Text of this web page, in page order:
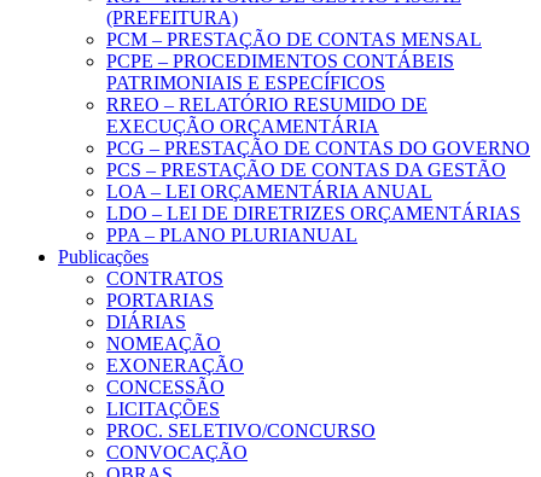
(PREFEITURA)
PCM – PRESTAÇÃO DE CONTAS MENSAL
PCPE – PROCEDIMENTOS CONTÁBEIS
PATRIMONIAIS E ESPECÍFICOS
RREO – RELATÓRIO RESUMIDO DE
EXECUÇÃO ORÇAMENTÁRIA
PCG – PRESTAÇÃO DE CONTAS DO GOVERNO
PCS – PRESTAÇÃO DE CONTAS DA GESTÃO
LOA – LEI ORÇAMENTÁRIA ANUAL
LDO – LEI DE DIRETRIZES ORÇAMENTÁRIAS
PPA – PLANO PLURIANUAL
Publicações
CONTRATOS
PORTARIAS
DIÁRIAS
NOMEAÇÃO
EXONERAÇÃO
CONCESSÃO
LICITAÇÕES
PROC. SELETIVO/CONCURSO
CONVOCAÇÃO